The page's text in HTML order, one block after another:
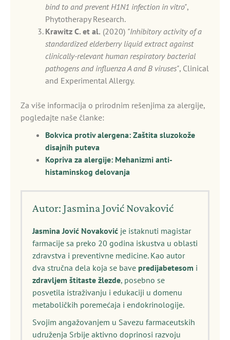
bind to and prevent H1N1 infection in vitro",
Phytotherapy Research.
Krawitz C. et al. (2020) "Inhibitory activity of a
standardized elderberry liquid extract against
clinically-relevant human respiratory bacterial
pathogens and influenza A and B viruses", Clinical
and Experimental Allergy.
Za više informacija o prirodnim rešenjima za alergije,
pogledajte naše članke:
Bokvica protiv alergena: Zaštita sluzokože
disajnih puteva
Kopriva za alergije: Mehanizmi anti-
histaminskog delovanja
Autor: Jasmina Jović Novaković
Jasmina Jović Novaković je istaknuti magistar
farmacije sa preko 20 godina iskustva u oblasti
zdravstva i preventivne medicine. Kao autor
dva stručna dela koja se bave predijabetesom i
zdravljem štitaste žlezde, posebno se
posvetila istraživanju i edukaciji u domenu
metaboličkih poremećaja i endokrinologije.
Svojim angažovanjem u Savezu farmaceutskih
udruženja Srbije aktivno doprinosi razvoju